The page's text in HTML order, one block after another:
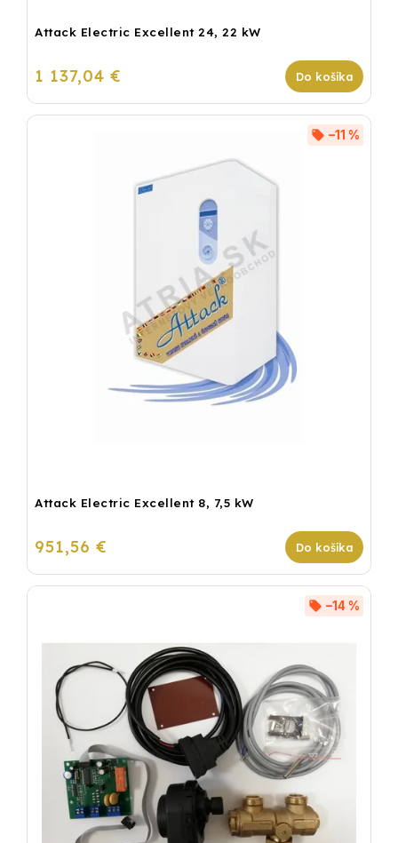
Attack Electric Excellent 24, 22 kW
1 137,04 € Do košíka
Attack Electric Excellent 8, 7,5 kW
–11 %
951,56 € Do košíka
–14 %